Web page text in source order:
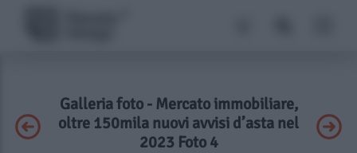
Galleria foto - Mercato immobiliare,
oltre 150mila nuovi avvisi d’asta nel
2023 Foto 4